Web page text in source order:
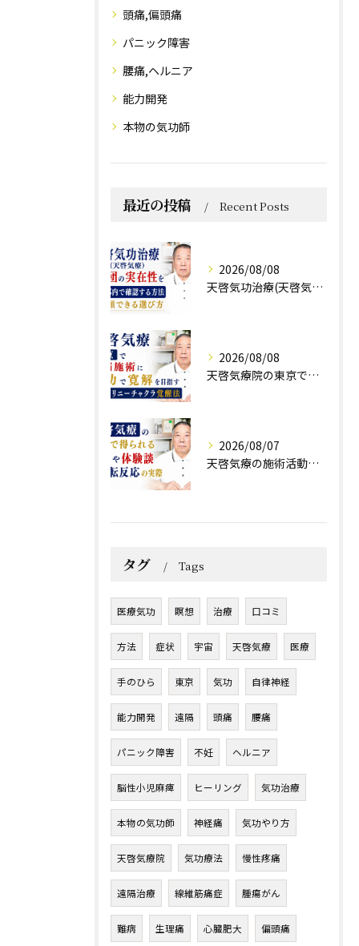
頭痛,偏頭痛
パニック障害
腰痛,ヘルニア
能力開発
本物の気功師
最近の投稿 Recent Posts
2026/08/08
天啓気功治療(天啓気療)と財団の実在性を東京都内で確認する方法と信頼できる選び方
2026/08/08
天啓気療院の東京で難病施術に気功で寛解を目指すクンダリニーチャクラ覚醒法
2026/08/07
天啓気療の施術活動で得られる効果や体験談と好転反応の実際
タグ Tags
医療気功 瞑想 治療 口コミ
方法 症状 宇宙 天啓気療 医療
手のひら 東京 気功 自律神経
能力開発 遠隔 頭痛 腰痛
パニック障害 不妊 ヘルニア
脳性小児麻痺 ヒーリング 気功治療
本物の気功師 神経痛 気功やり方
天啓気療院 気功療法 慢性疼痛
遠隔治療 線維筋痛症 腫瘍がん
難病 生理痛 心臓肥大 偏頭痛